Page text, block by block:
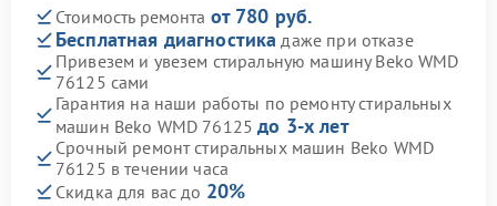
Стоимость ремонта от 780 руб.
Бесплатная диагностика даже при отказе
Привезем и увезем стиральную машину Beko WMD
76125 сами
Гарантия на наши работы по ремонту стиральных
машин Beko WMD 76125до 3-х лет
Срочный ремонт стиральных машин Beko WMD
76125 в течении часа
Скидка для вас до 20%